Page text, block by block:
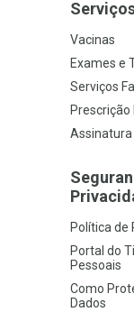
Vacinas
Exames e
Serviços
Prescrição
Assinatura
Política de
Portal do
Pessoais
Como
Dados